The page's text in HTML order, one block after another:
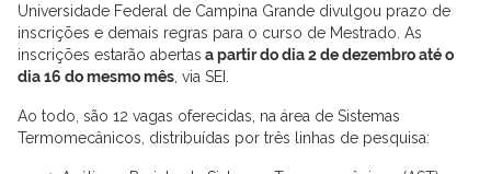
Universidade Federal de Campina Grande divulgou prazo de
inscrições e demais regras para o curso de Mestrado. As
inscrições estarão abertas a partir do dia 2 de dezembro até o
dia 16 do mesmo mês , via SEI.
Ao todo, são 12 vagas oferecidas, na área de Sistemas
Termomecânicos, distribuídas por três linhas de pesquisa: